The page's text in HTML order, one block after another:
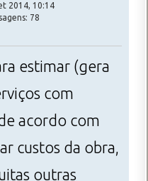
2014, 10:14
78
estimar (gera
com
acordo com
custos da obra,
outras